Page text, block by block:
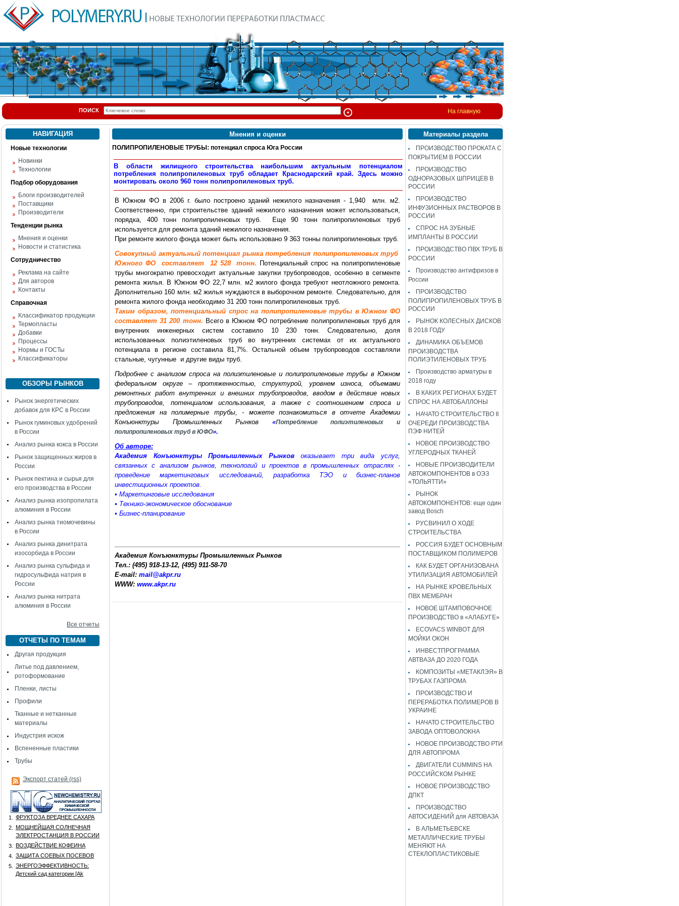
ПОИСК На главную
НАВИГАЦИЯ
Новые технологии
Новинки
Технологии
Подбор оборудования
Блоги производителей
Поставщики
Производители
Тенденции рынка
Мнения и оценки
Новости и статистика
Сотрудничество
Реклама на сайте
Для авторов
Контакты
Справочная
Классификатор продукции
Термопласты
Добавки
Процессы
Нормы и ГОСТы
Классификаторы
ОБЗОРЫ РЫНКОВ
Рынок энергетических
добавок для КРС в России
Рынок гуминовых удобрений
в России
Анализ рынка кокса в России
Рынок защищенных жиров в
России
Рынок пектина и сырья для
его производства в России
Анализ рынка изопропилата
алюминия в России
Анализ рынка тиомочевины
в России
Анализ рынка динитрата
изосорбида в России
Анализ рынка сульфида и
гидросульфида натрия в
России
Анализ рынка нитрата
алюминия в России
Все отчеты
ОТЧЕТЫ ПО ТЕМАМ
Другая продукция
Литье под давлением,
ротоформование
Пленки, листы
Профили
Тканные и нетканные
материалы
Индустрия искож
Вспененные пластики
Трубы
Экспорт статей (rss)
1.
ФРУКТОЗА ВРЕДНЕЕ САХАРА
2.
МОЩНЕЙШАЯ СОЛНЕЧНАЯ
ЭЛЕКТРОСТАНЦИЯ В РОССИИ
3.
ВОЗДЕЙСТВИЕ КОФЕИНА
4.
ЗАЩИТА СОЕВЫХ ПОСЕВОВ
5.
ЭНЕРГОЭФФЕКТИВНОСТЬ:
Детский сад категории [Аk
Мнения и оценки
ПОЛИПРОПИЛЕНОВЫЕ ТРУБЫ: потенциал спроса Юга России
В области жилищного строительства наибольшим актуальным потенциалом
потребления полипропиленовых труб обладает Краснодарский край. Здесь можно
монтировать около 960 тонн полипропиленовых труб.
В Южном ФО в 2006 г. было построено зданий нежилого назначения - 1,940 млн. м2.
Соответственно, при строительстве зданий нежилого назначения может использоваться,
порядка, 400 тонн полипропиленовых труб. Еще 90 тонн полипропиленовых труб
используется для ремонта зданий нежилого назначения.
При ремонте жилого фонда может быть использовано 9 363 тонны полипропиленовых труб.
Совокупный актуальный потенциал рынка потребления полипропиленовых труб
Южного ФО составляет 12 528 тонн. Потенциальный спрос на полипропиленовые
трубы многократно превосходит актуальные закупки трубопроводов, особенно в сегменте
ремонта жилья. В Южном ФО 22,7 млн. м2 жилого фонда требуют неотложного ремонта.
Дополнительно 160 млн. м2 жилья нуждаются в выборочном ремонте. Следовательно, для
ремонта жилого фонда необходимо 31 200 тонн полипропиленовых труб.
Таким образом, потенциальный спрос на полипропиленовые трубы в Южном ФО
составляет 31 200 тонн. Всего в Южном ФО потребление полипропиленовых труб для
внутренних инженерных систем составило 10 230 тонн. Следовательно, доля
использованных полиэтиленовых труб во внутренних системах от их актуального
потенциала в регионе составила 81,7%. Остальной объем трубопроводов составляли
стальные, чугунные и другие виды труб.
Подробнее с анализом спроса на полиэтиленовые и полипропиленовые трубы в Южном
федеральном округе – протяженностью, структурой, уровнем износа, объемами
ремонтных работ внутренних и внешних трубопроводов, вводом в действие новых
трубопроводов, потенциалом использования, а также с соотношением спроса и
предложения на полимерные трубы, - можете познакомиться в отчете Академии
Конъюнктуры Промышленных Рынков «Потребление полиэтиленовых и
полипропиленовых труб в ЮФО».
Об авторе:
Академия Конъюнктуры Промышленных Рынковоказывает три вида услуг,
связанных с анализом рынков, технологий и проектов в промышленных отраслях -
проведение маркетинговых исследований, разработка ТЭО и бизнес-планов
инвестиционных проектов.
• Маркетинговые исследования
• Технико-экономическое обоснование
• Бизнес-планирование
Академия Конъюнктуры Промышленных Рынков
Тел.: (495) 918-13-12, (495) 911-58-70
E-mail: mail@akpr.ru
WWW: www.akpr.ru
Материалы раздела
ПРОИЗВОДСТВО ПРОКАТА С
ПОКРЫТИЕМ В РОССИИ
ПРОИЗВОДСТВО
ОДНОРАЗОВЫХ ШПРИЦЕВ В
РОССИИ
ПРОИЗВОДСТВО
ИНФУЗИОННЫХ РАСТВОРОВ В
РОССИИ
СПРОС НА ЗУБНЫЕ
ИМПЛАНТЫ В РОССИИ
ПРОИЗВОДСТВО ПВХ ТРУБ В
РОССИИ
Производство антифризов в
России
ПРОИЗВОДСТВО
ПОЛИПРОПИЛЕНОВЫХ ТРУБ В
РОССИИ
РЫНОК КОЛЕСНЫХ ДИСКОВ
В 2018 ГОДУ
ДИНАМИКА ОБЪЕМОВ
ПРОИЗВОДСТВА
ПОЛИЭТИЛЕНОВЫХ ТРУБ
Производство арматуры в
2018 году
В КАКИХ РЕГИОНАХ БУДЕТ
СПРОС НА АВТОБАЛЛОНЫ
НАЧАТО СТРОИТЕЛЬСТВО II
ОЧЕРЕДИ ПРОИЗВОДСТВА
ПЭФ НИТЕЙ
НОВОЕ ПРОИЗВОДСТВО
УГЛЕРОДНЫХ ТКАНЕЙ
НОВЫЕ ПРОИЗВОДИТЕЛИ
АВТОКОМПОНЕНТОВ в ОЭЗ
«ТОЛЬЯТТИ»
РЫНОК
АВТОКОМПОНЕНТОВ: еще один
завод Bosch
РУСВИНИЛ О ХОДЕ
СТРОИТЕЛЬСТВА
РОССИЯ БУДЕТ ОСНОВНЫМ
ПОСТАВЩИКОМ ПОЛИМЕРОВ
КАК БУДЕТ ОРГАНИЗОВАНА
УТИЛИЗАЦИЯ АВТОМОБИЛЕЙ
НА РЫНКЕ КРОВЕЛЬНЫХ
ПВХ МЕМБРАН
НОВОЕ ШТАМПОВОЧНОЕ
ПРОИЗВОДСТВО в «АЛАБУГЕ»
ECOVACS WINBOT ДЛЯ
МОЙКИ ОКОН
ИНВЕСТПРОГРАММА
АВТВАЗА ДО 2020 ГОДА
КОМПОЗИТЫ «МЕТАКЛЭЯ» В
ТРУБАХ ГАЗПРОМА
ПРОИЗВОДСТВО И
ПЕРЕРАБОТКА ПОЛИМЕРОВ В
УКРАИНЕ
НАЧАТО СТРОИТЕЛЬСТВО
ЗАВОДА ОПТОВОЛОКНА
НОВОЕ ПРОИЗВОДСТВО РТИ
ДЛЯ АВТОПРОМА
ДВИГАТЕЛИ CUMMINS НА
РОССИЙСКОМ РЫНКЕ
НОВОЕ ПРОИЗВОДСТВО
ДПКТ
ПРОИЗВОДСТВО
АВТОСИДЕНИЙ для АВТОВАЗА
В АЛЬМЕТЬЕВСКЕ
МЕТАЛЛИЧЕСКИЕ ТРУБЫ
МЕНЯЮТ НА
СТЕКЛОПЛАСТИКОВЫЕ